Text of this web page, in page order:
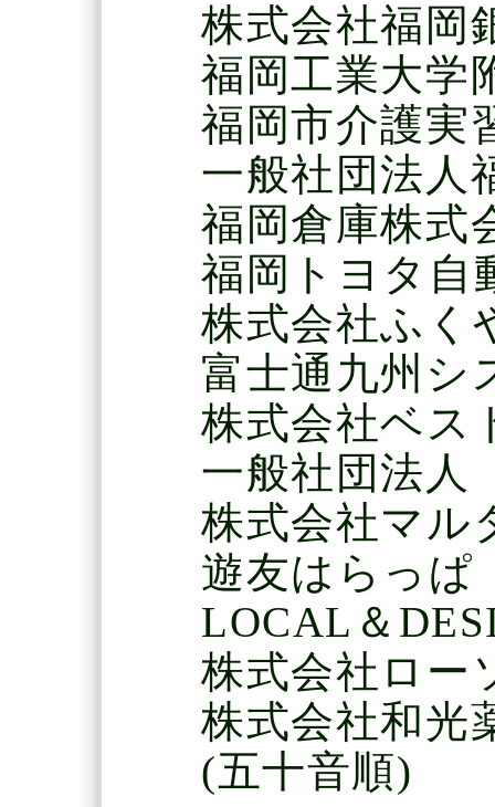
株式会社福岡
福岡工業大学
福岡市介護実
一般社団法人
福岡倉庫株式
福岡トヨタ自
株式会社ふく
富士通九州シ
株式会社ベス
一般社団法
株式会社マル
遊友はらっぱ
LOCAL＆
株式会社ロー
株式会社和光
(五十音順)